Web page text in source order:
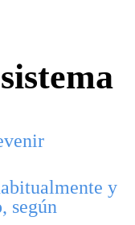
y
según